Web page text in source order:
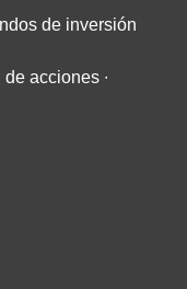
de inversión
de acciones ∙